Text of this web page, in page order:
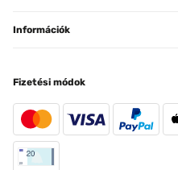
Információk
Fizetési módok